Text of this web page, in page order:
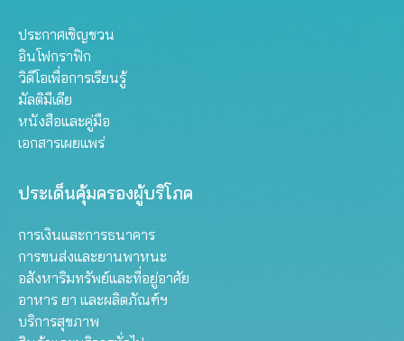
ประกาศเชิญชวน
อินโฟกราฟิก
วิดีโอเพื่อการเรียนรู้
มัลติมีเดีย
หนังสือและคู่มือ
เอกสารเผยแพร่
ประเด็นคุ้มครองผู้บริโภค
การเงินและการธนาคาร
การขนส่งและยานพาหนะ
อสังหาริมทรัพย์และที่อยู่อาศัย
อาหาร ยา และผลิตภัณฑ์ฯ
บริการสุขภาพ